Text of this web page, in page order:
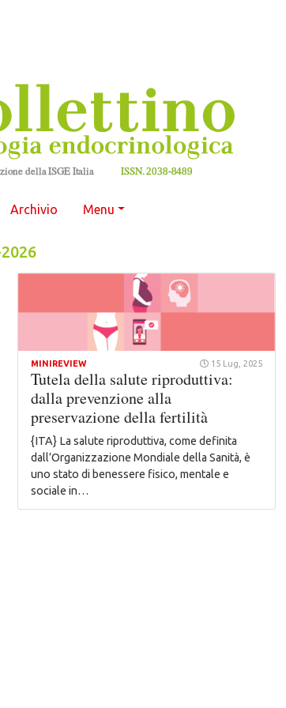
Archivio Menu
MINIREVIEW 15 Lug, 2025
Tutela della salute riproduttiva:
dalla prevenzione alla
preservazione della fertilità
{ITA} La salute riproduttiva, come definita
dall’Organizzazione Mondiale della Sanità, è
uno stato di benessere fisico, mentale e
sociale in…